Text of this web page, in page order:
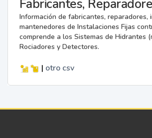
Información de fabricantes, reparadores,
mantenedores de Instalaciones Fijas
comprende a los Sistemas de Hidrantes
Rociadores y Detectores.
| otro csv